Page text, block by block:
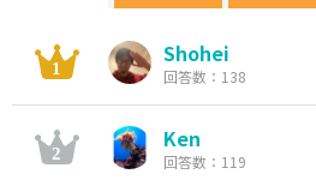
Shohei
回答数：138
Ken
回答数：119